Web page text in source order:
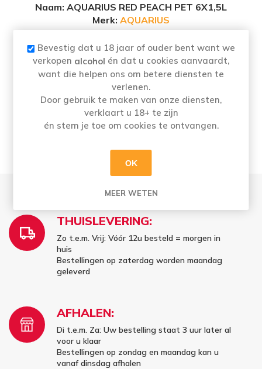
Naam: AQUARIUS RED PEACH PET 6X1,5L
Merk: AQUARIUS
Categorie: Sportdranken
Alcoholpercentage: 0,0%
Aquarius Red Peach hydrateert je lichaam en
smaakt lekker fris. Een verkwikkende
dorstlesser met vitamine B6 en perziksmaak.
Keep moving!
THUISLEVERING:
Zo t.e.m. Vrij: Vóór 12u besteld = morgen in
huis
Bestellingen op zaterdag worden maandag
geleverd
AFHALEN:
Di t.e.m. Za: Uw bestelling staat 3 uur later al
voor u klaar
Bestellingen op zondag en maandag kan u
vanaf dinsdag afhalen
Bevestig dat u 18 jaar of ouder bent want we
verkopen alcohol én dat u cookies aanvaardt,
want die helpen ons om betere diensten te
verlenen.
Door gebruik te maken van onze diensten,
verklaart u 18+ te zijn
én stem je toe om cookies te ontvangen.
OK
MEER WETEN